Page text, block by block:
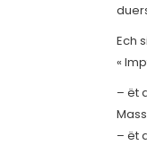
Ech
«
– ët
– ët